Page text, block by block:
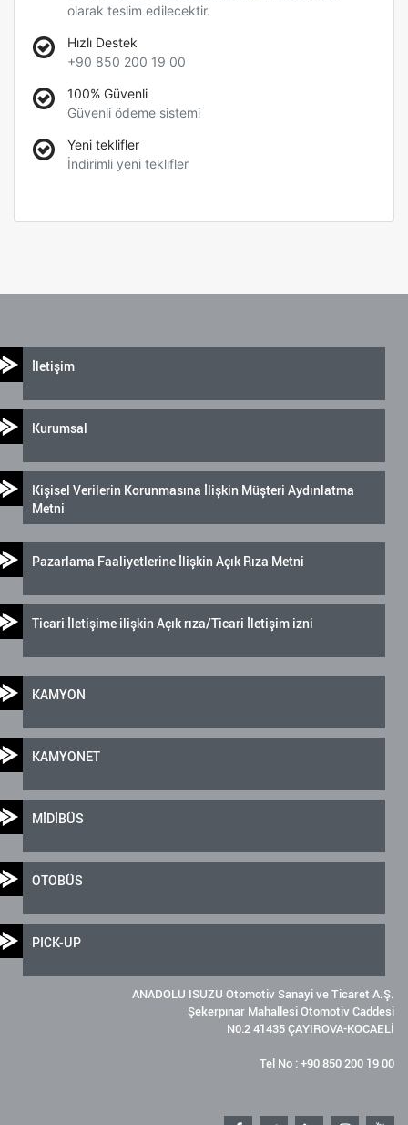
olarak teslim edilecektir.
Hızlı Destek
+90 850 200 19 00
100% Güvenli
Güvenli ödeme sistemi
Yeni teklifler
İndirimli yeni teklifler
İletişim
Kurumsal
Kişisel Verilerin Korunmasına İlişkin Müşteri Aydınlatma
Metni
Pazarlama Faaliyetlerine İlişkin Açık Rıza Metni
Ticari İletişime ilişkin Açık rıza/Ticari İletişim izni
KAMYON
KAMYONET
MİDİBÜS
OTOBÜS
PICK-UP
ANADOLU ISUZU Otomotiv Sanayi ve Ticaret A.Ş.
Şekerpınar Mahallesi Otomotiv Caddesi
N0:2 41435 ÇAYIROVA-KOCAELİ
Tel No : +90 850 200 19 00